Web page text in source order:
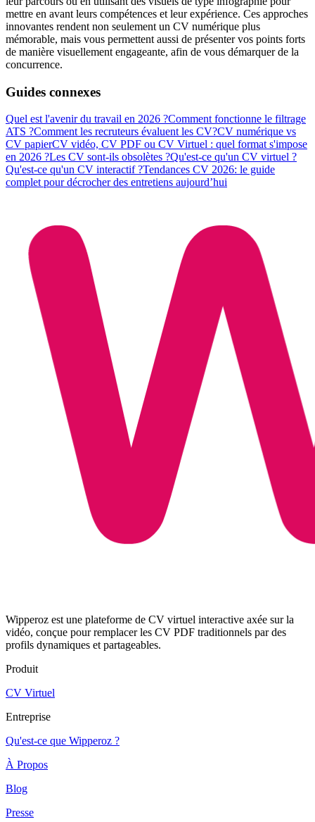
mettre en avant leurs compétences et leur expérience. Ces approches
innovantes rendent non seulement un CV numérique plus
mémorable, mais vous permettent aussi de présenter vos points forts
de manière visuellement engageante, afin de vous démarquer de la
concurrence.
Guides connexes
Quel est l'avenir du travail en 2026 ?Comment fonctionne le filtrage
ATS ?Comment les recruteurs évaluent les CV?CV numérique vs
CV papierCV vidéo, CV PDF ou CV Virtuel : quel format s'impose
en 2026 ?Les CV sont-ils obsolètes ?Qu'est-ce qu'un CV virtuel ?
Qu'est-ce qu'un CV interactif ?Tendances CV 2026: le guide
complet pour décrocher des entretiens aujourd’hui
Wipperoz est une plateforme de CV virtuel interactive axée sur la
vidéo, conçue pour remplacer les CV PDF traditionnels par des
profils dynamiques et partageables.
Produit
CV Virtuel
Entreprise
Qu'est-ce que Wipperoz ?
À Propos
Blog
Presse